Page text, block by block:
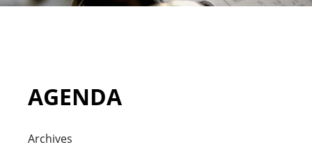
AGENDA
Archives